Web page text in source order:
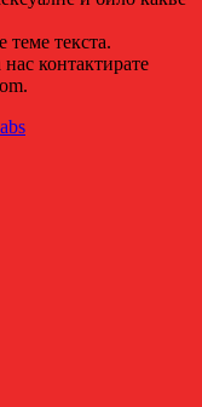
текста.
контактирате